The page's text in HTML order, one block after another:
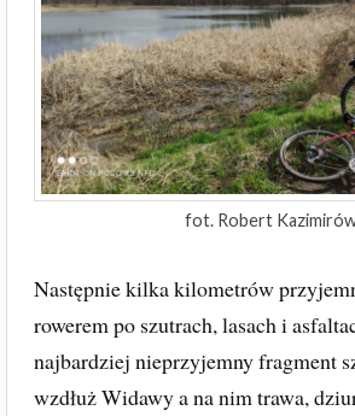
fot. Robert
Następnie kilka kilometrów
rowerem po szutrach, lasach i
najbardziej nieprzyjemny fragment
wzdłuż Widawy a na nim trawa,